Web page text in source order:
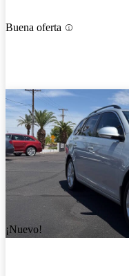
Buena oferta
¡Nuevo!